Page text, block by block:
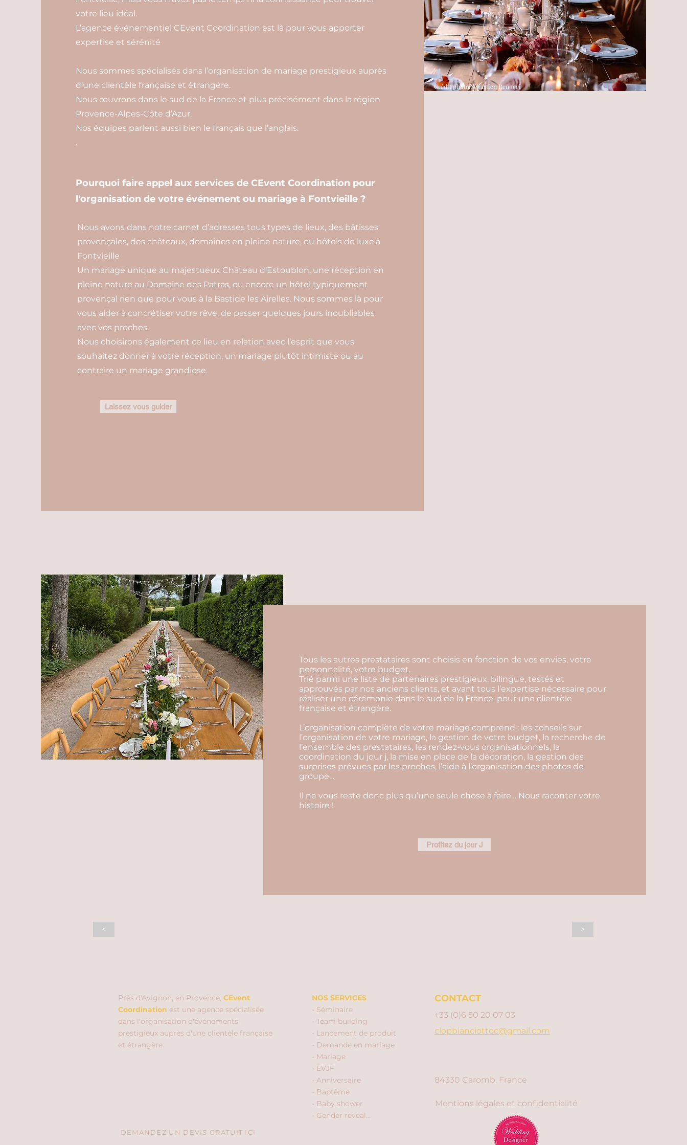
votre lieu idéal.
L’agence événementiel CEvent Coordination est là pour vous apporter
expertise et sérénité
Nous sommes spécialisés dans l’organisation de mariage prestigieux auprès
d’une clientèle française et étrangère.
Nous œuvrons dans le sud de la France et plus précisément dans la région
Provence-Alpes-Côte d’Azur.
Nos équipes parlent aussi bien le français que l’anglais.
.
Pourquoi faire appel aux services de CEvent Coordination pour
l'organisation de votre événement ou mariage à Fontvieille ?
Nous avons dans notre carnet d’adresses tous types de lieux, des bâtisses
provençales, des châteaux, domaines en pleine nature, ou hôtels de luxe.à
Fontvieille
Un mariage unique au majestueux Château d’Estoublon, une réception en
pleine nature au Domaine des Patras, ou encore un hôtel typiquement
provençal rien que pour vous à la Bastide les Airelles. Nous sommes là pour
vous aider à concrétiser votre rêve, de passer quelques jours inoubliables
avec vos proches.
Nous choisirons également ce lieu en relation avec l’esprit que vous
souhaitez donner à votre réception, un mariage plutôt intimiste ou au
contraire un mariage grandiose.
Laissez vous guider
Crédit photo Sébastien Renucci
Tous les autres prestataires sont choisis en fonction de vos envies, votre
personnalité, votre budget.
Trié parmi une liste de partenaires prestigieux, bilingue, testés et
approuvés par nos anciens clients, et ayant tous l’expertise nécessaire pour
réaliser une cérémonie dans le sud de la France, pour une clientèle
française et étrangère.
L’organisation complète de votre mariage comprend : les conseils sur
l’organisation de votre mariage, la gestion de votre budget, la recherche de
l’ensemble des prestataires, les rendez-vous organisationnels, la
coordination du jour j, la mise en place de la décoration, la gestion des
surprises prévues par les proches, l’aide à l’organisation des photos de
groupe…
Il ne vous reste donc plus qu’une seule chose à faire… Nous raconter votre
histoire !
Profitez du jour J
< >
Près d'Avignon, en Provence, CEvent
Coordination est une agence spécialisée
dans l'organisation d'événements
prestigieux auprès d'une clientèle française
et étrangère.
DEMANDEZ UN DEVIS GRATUIT ICI
NOS SERVICES
- Séminaire
- Team building
- Lancement de produit
- Demande en mariage
- Mariage
- EVJF
- Anniversaire
- Baptême
- Baby shower
- Gender reveal...
CONTACT
+33 (0)6 50 20 07 03
clopbianciottoc@gmail.com
84330 Caromb, France
Mentions légales et confidentialité